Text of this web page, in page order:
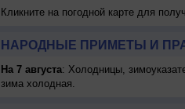
Кликните на погодной карте для
НАРОДНЫЕ ПРИМЕТЫ И
На 7 августа: Холодницы,
зима холодная.